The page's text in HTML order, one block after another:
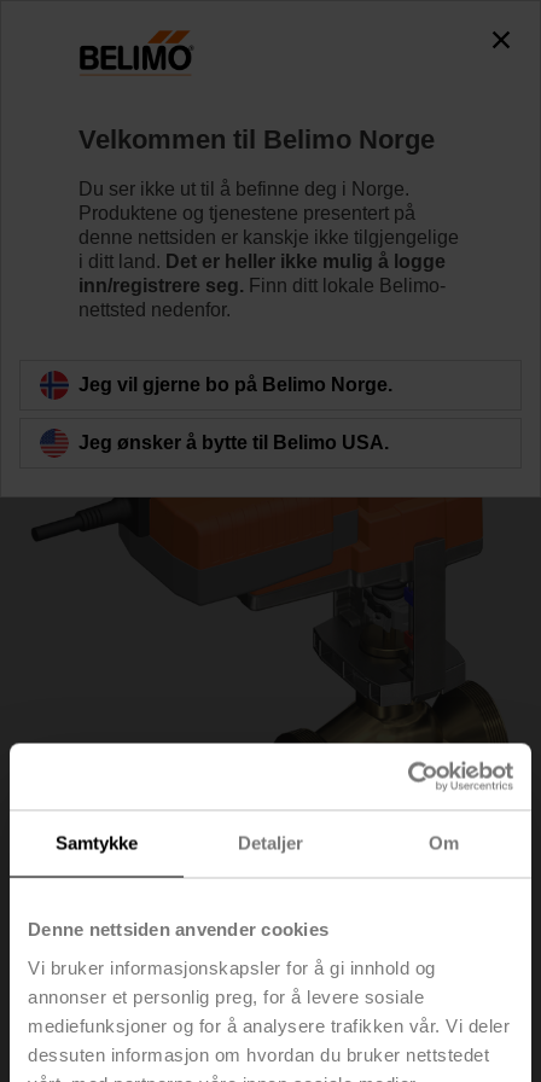
Samtykke Detaljer Om
Denne nettsiden anvender cookies
Vi bruker informasjonskapsler for å gi innhold og
annonser et personlig preg, for å levere sosiale
mediefunksjoner og for å analysere trafikken vår. Vi deler
dessuten informasjon om hvordan du bruker nettstedet
H550B+NVK230A-3/Z
Lær mer
Tilbake til produktkategori
H550B+NVK230A-3/Z
Seteventil, 3-veis, DN 50, Utvendige gjenger, G 2 3/4",
PN 16, ps 1600 kPa, Kvs 40 m³/h, Medie-
temperatur -10...120°C [14...248°F]
Velkommen til Belimo Norge
Du ser ikke ut til å befinne deg i Norge.
Produktene og tjenestene presentert på
denne nettsiden er kanskje ikke tilgjengelige
i ditt land. Det er heller ikke mulig å logge
inn/registrere seg. Finn ditt lokale Belimo-
nettsted nedenfor.
Jeg vil gjerne bo på Belimo Norge.
Jeg ønsker å bytte til Belimo USA.